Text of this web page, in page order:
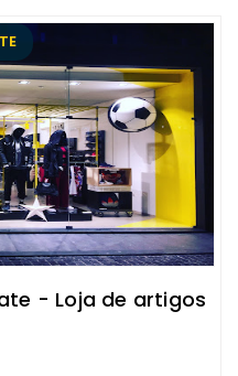
- Loja de artigos